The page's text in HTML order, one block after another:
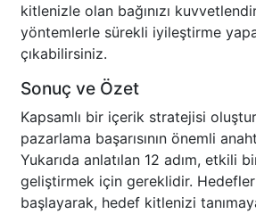
kitlenizle olan bağınızı
yöntemlerle sürekli iyileştirme
çıkabilirsiniz.
Sonuç ve Özet
Kapsamlı bir içerik stratejisi
pazarlama başarısının önemli
Yukarıda anlatılan 12 adım, etkili
geliştirmek için gereklidir.
başlayarak, hedef kitlenizi